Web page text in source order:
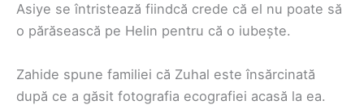
Asiye se întristează fiindcă crede că el nu poate să
o părăsească pe Helin pentru că o iubește.
Zahide spune familiei că Zuhal este însărcinată
după ce a găsit fotografia ecografiei acasă la ea.